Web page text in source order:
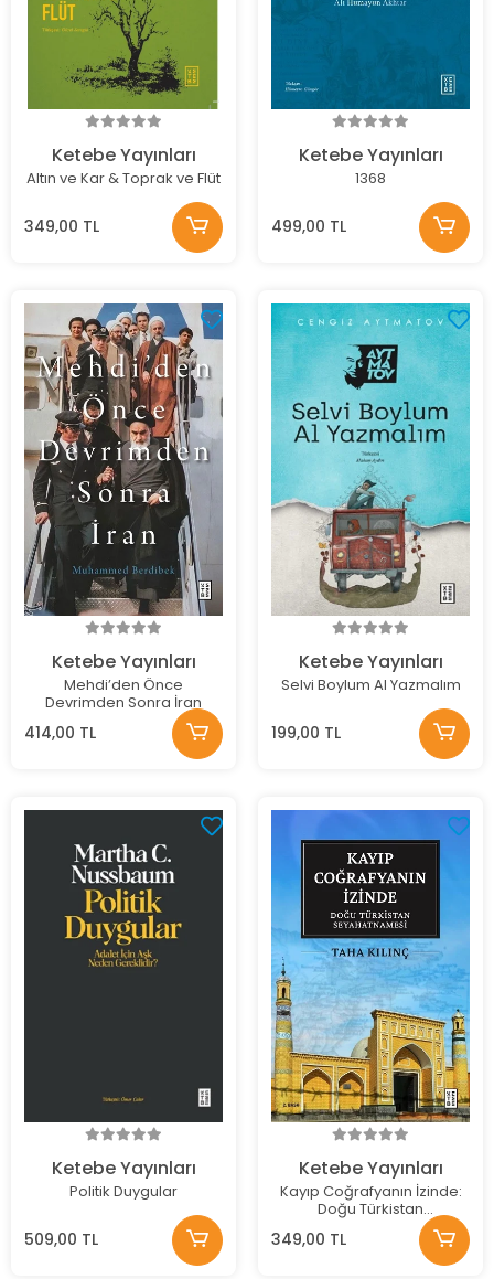
Ketebe Yayınları
Altın ve Kar & Toprak ve Flüt
349,00 TL
Ketebe Yayınları
1368
499,00 TL
Ketebe Yayınları
Mehdi’den Önce
Devrimden Sonra İran
414,00 TL
Ketebe Yayınları
Selvi Boylum Al Yazmalım
199,00 TL
Ketebe Yayınları
Politik Duygular
509,00 TL
Ketebe Yayınları
Kayıp Coğrafyanın İzinde:
Doğu Türkistan
Seyahatnamesi
349,00 TL